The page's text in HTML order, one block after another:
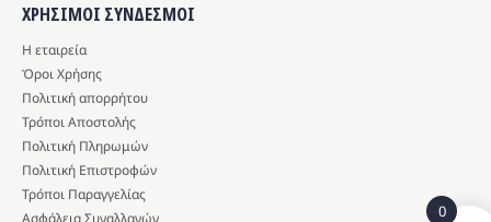
ΧΡΗΣΙΜΟΙ ΣΥΝΔΕΣΜΟΙ
Η εταιρεία
Όροι Χρήσης
Πολιτική απορρήτου
Τρόποι Αποστολής
Πολιτική Πληρωμών
Πολιτική Επιστροφών
Τρόποι Παραγγελίας
Ασφάλεια Συναλλαγών
0